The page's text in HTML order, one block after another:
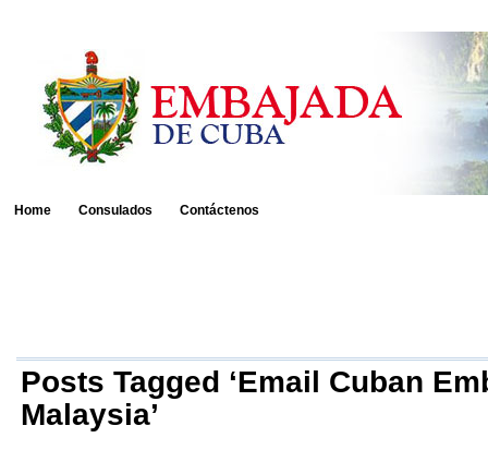
Home Consulados Contáctenos
Posts Tagged ‘Email Cuban
Malaysia’